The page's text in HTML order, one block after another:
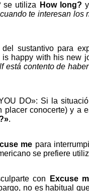
se utiliza How long?
te interesan los
sustantivo para
is happy with his new
está contento de
DO»: Si la
placer conocerte) y a
.
me para
se prefiere
con
Excuse
no es habitual